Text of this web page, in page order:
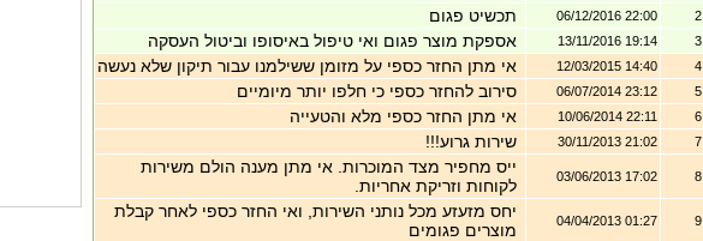
תכשיט פגום 06/12/2016 22:00 2
אספקת מוצר פגום ואי טיפול באיסופו וביטול העסקה 13/11/2016 19:14 3
אי מתן החזר כספי על מזומן ששילמנו עבור תיקון שלא נעשה 12/03/2015 14:40 4
סירוב להחזר כספי כי חלפו יותר מיומיים 06/07/2014 23:12 5
אי מתן החזר כספי מלא והטעייה 10/06/2014 22:11 6
שירות גרוע!!! 30/11/2013 21:02 7
ייס מחפיר מצד המוכרות. אי מתן מענה הולם משירות
לקוחות וזריקת אחריות.
03/06/2013 17:02 8
יחס מזעזע מכל נותני השירות, ואי החזר כספי לאחר קבלת
מוצרים פגומים
04/04/2013 01:27 9